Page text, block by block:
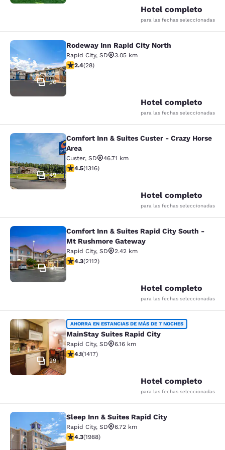
Hotel completo
para las fechas seleccionadas
Rodeway Inn Rapid City North
30
Rodeway Inn Rapid City North
Rapid City, SD
3.05 km
calificación de 2.43 estrellas. Feria. 28 reseñas
2.4(28)
Hotel completo
para las fechas seleccionadas
Comfort Inn & Suites Custer -
49
Comfort Inn & Suites Custer - Crazy Horse
Area
Custer, SD
46.71 km
calificación de 4.49 estrellas. Excelente. 1316 reseñas
4.5(1316)
Hotel completo
para las fechas seleccionadas
Comfort Inn & Suites Rapid City
41
Comfort Inn & Suites Rapid City South -
Mt Rushmore Gateway
Rapid City, SD
2.42 km
calificación de 4.34 estrellas. Excelente. 2112 reseñas
4.3(2112)
Hotel completo
para las fechas seleccionadas
MainStay Suites Rapid City
29
AHORRA EN ESTANCIAS DE MÁS DE 7 NOCHES
MainStay Suites Rapid City
Rapid City, SD
6.16 km
calificación de 4.12 estrellas. Muy bueno. 1417 reseñas
4.1(1417)
Hotel completo
para las fechas seleccionadas
Sleep Inn & Suites Rapid City
Sleep Inn & Suites Rapid City
Rapid City, SD
6.72 km
calificación de 4.33 estrellas. Excelente. 1988 reseñas
4.3(1988)